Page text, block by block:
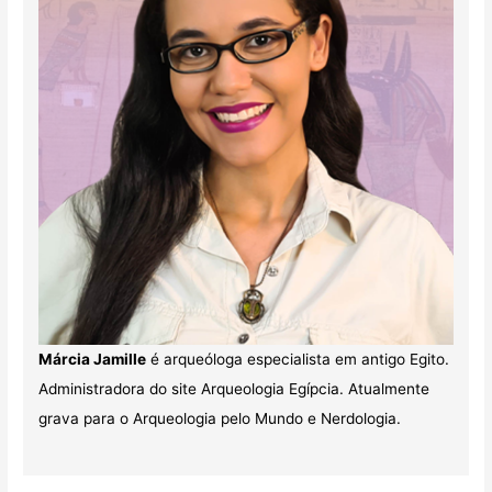
Márcia Jamilleé arqueóloga especialista em antigo Egito.
Administradora do site Arqueologia Egípcia. Atualmente
grava para o Arqueologia pelo Mundo e Nerdologia.